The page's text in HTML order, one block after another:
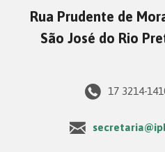
Rua Prudente de
São José do Rio
17 3214-